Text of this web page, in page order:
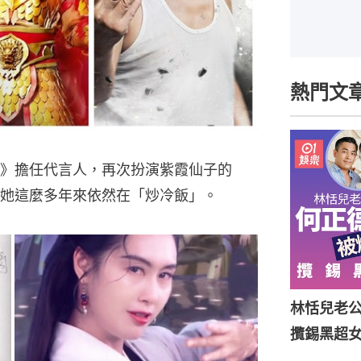
擔任代言人，再次扮演紫霞仙子的
這麼多年來依然在「炒冷飯」。
熱門文
林恬兒老
攬錫黑超